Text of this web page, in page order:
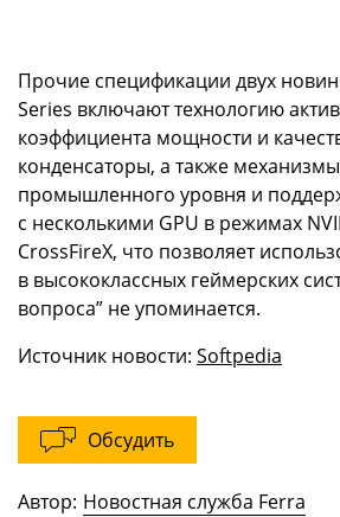
Прочие спецификации двух
Series включают технологию
коэффициента мощности и
конденсаторы, а также
промышленного уровня и
с несколькими GPU в режимах
CrossFireX, что позволяет
в высококлассных геймерских
вопроса” не упоминается.
Источник новости: Softpedia
Обсудить
Автор: Новостная служба Ferra